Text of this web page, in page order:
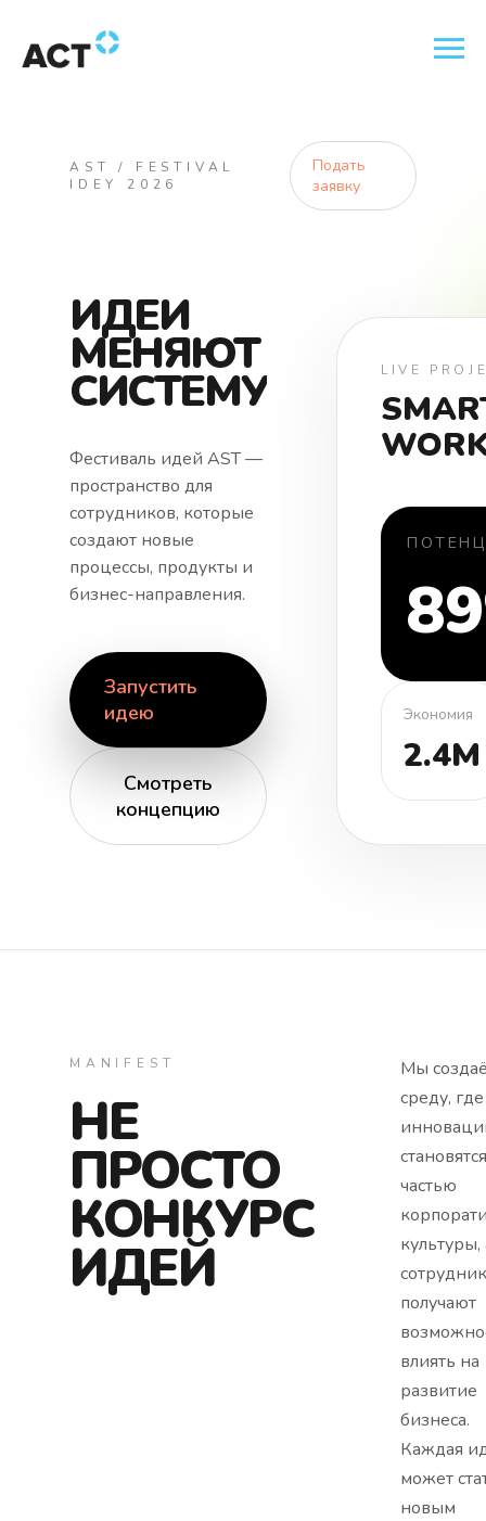
AST / FESTIVAL
IDEY 2026
Подать
заявку
ИДЕИ
МЕНЯЮТ
СИСТЕМУ
Фестиваль идей AST —
пространство для
сотрудников, которые
создают новые
процессы, продукты и
бизнес-направления.
Запустить
идею
Смотреть
концепцию
LIVE
Экономия
2.4M
MANIFEST
НЕ
ПРОСТО
КОНКУРС
ИДЕЙ
Мы
среду, где
частью
культуры,
получают
влиять на
развитие
бизнеса.
Каждая
может
новым